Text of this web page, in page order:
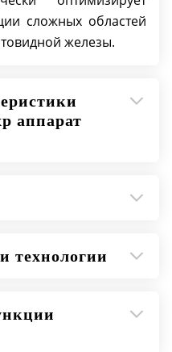
с правой стороны -
перед заказом)
сложных областей
железы.
аппарат
технологии